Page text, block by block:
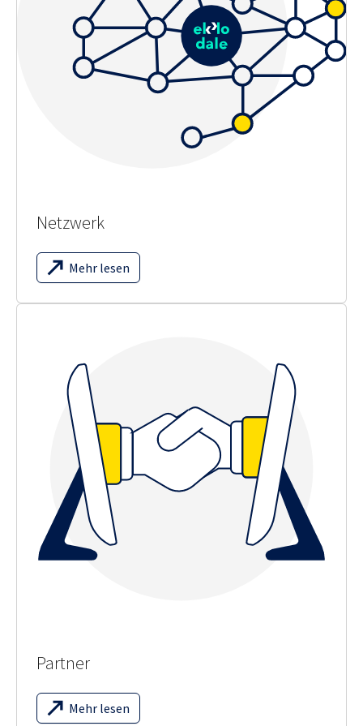
Netzwerk
Mehr lesen
Partner
Mehr lesen